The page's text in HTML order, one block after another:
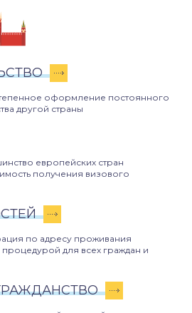
оформление постоянного
другой страны
европейских стран
получения визового
по адресу проживания
для всех граждан и